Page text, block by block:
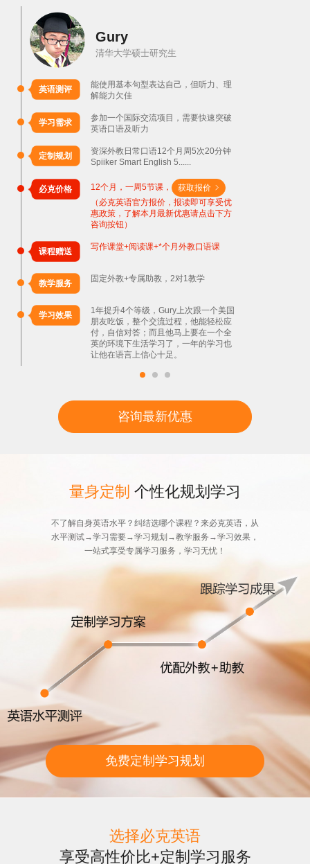
Gury
清华大学硕士研究生
英语测评
能使用基本句型表达自己，但听力、理
解能力欠佳
学习需求
参加一个国际交流项目，需要快速突破
英语口语及听力
定制规划
资深外教日常口语12个月周5次20分钟
Spiiker Smart English 5......
必克价格 12个月，一周5节课， 获取报价 
（必克英语官方报价，报读即可享受优
惠政策，了解本月最新优惠请点击下方
咨询按钮）
课程赠送 写作课堂+阅读课+*个月外教口语课
教学服务 固定外教+专属助教，2对1教学
学习效果
1年提升4个等级，Gury上次跟一个美国
朋友吃饭，整个交流过程，他能轻松应
付，自信对答；而且他马上要在一个全
英的环境下生活学习了，一年的学习也
让他在语言上信心十足。
咨询最新优惠
量身定制 个性化规划学习
不了解自身英语水平？纠结选哪个课程？来必克英语，从
水平测试→学习需要→学习规划→教学服务→学习效果，
一站式享受专属学习服务，学习无忧！
免费定制学习规划
选择必克英语
享受高性价比+定制学习服务